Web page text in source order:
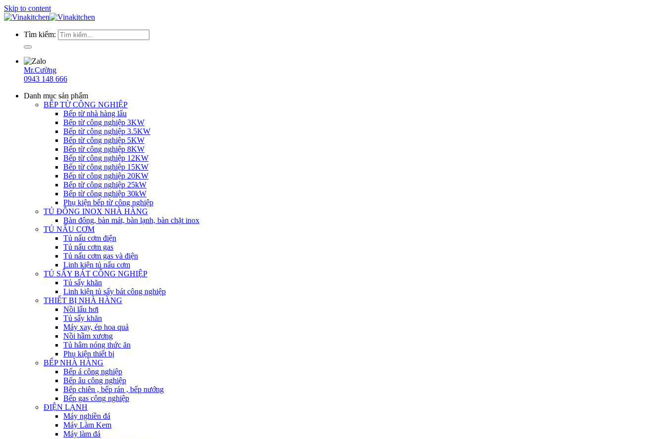
Skip to content
Tìm kiếm:
Mr.Cường
0943 148 666
Danh mục sản phẩm
BẾP TỪ CÔNG NGHIỆP
Bếp từ nhà hàng lẩu
Bếp từ công nghiệp 3KW
Bếp từ công nghiệp 3.5KW
Bếp từ công nghiệp 5KW
Bếp từ công nghiệp 8KW
Bếp từ công nghiệp 12KW
Bếp từ công nghiệp 15KW
Bếp từ công nghiệp 20KW
Bếp từ công nghiệp 25kW
Bếp từ công nghiệp 30kW
Phụ kiện bếp từ công nghiệp
TỦ ĐÔNG INOX NHÀ HÀNG
Bàn đông, bàn mát, bàn lạnh, bàn chặt inox
TỦ NẤU CƠM
Tủ nấu cơm điện
Tủ nấu cơm gas
Tủ nấu cơm gas và điện
Linh kiện tủ nấu cơm
TỦ SẤY BÁT CÔNG NGHIỆP
Tủ sấy khăn
Linh kiện tủ sấy bát công nghiệp
THIẾT BỊ NHÀ HÀNG
Nồi lẩu hơi
Tủ sấy khăn
Máy xay, ép hoa quả
Nồi hầm xương
Tủ hâm nóng thức ăn
Phụ kiện thiết bị
BẾP NHÀ HÀNG
Bếp á công nghiệp
Bếp âu công nghiệp
Bếp chiên , bếp rán , bếp nướng
Bếp gas công nghiệp
ĐIỆN LẠNH
Máy nghiền đá
Máy Làm Kem
Máy làm đá